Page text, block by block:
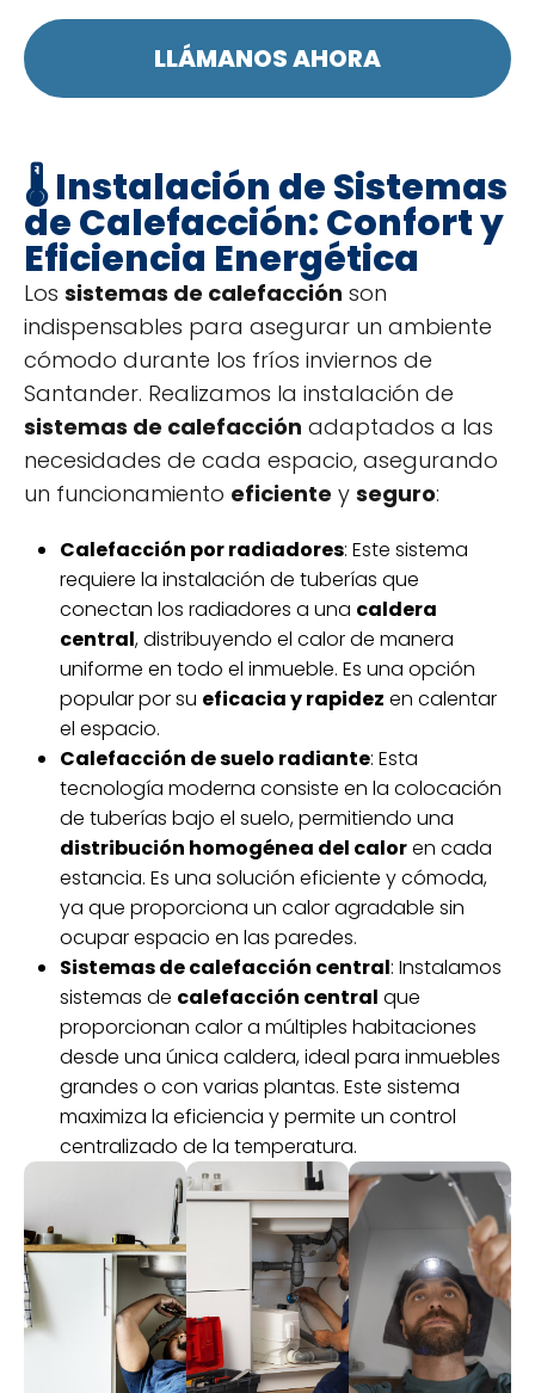
LLÁMANOS AHORA
🌡️ Instalación de Sistemas
de Calefacción: Confort y
Eficiencia Energética
Los sistemas de calefacción son
indispensables para asegurar un ambiente
cómodo durante los fríos inviernos de
Santander. Realizamos la instalación de
sistemas de calefacción adaptados a las
necesidades de cada espacio, asegurando
un funcionamiento eficiente y seguro:
Calefacción por radiadores: Este sistema
requiere la instalación de tuberías que
conectan los radiadores a una caldera
central, distribuyendo el calor de manera
uniforme en todo el inmueble. Es una opción
popular por su eficacia y rapidez en calentar
el espacio.
Calefacción de suelo radiante: Esta
tecnología moderna consiste en la colocación
de tuberías bajo el suelo, permitiendo una
distribución homogénea del caloren cada
estancia. Es una solución eficiente y cómoda,
ya que proporciona un calor agradable sin
ocupar espacio en las paredes.
Sistemas de calefacción central: Instalamos
sistemas de calefacción central que
proporcionan calor a múltiples habitaciones
desde una única caldera, ideal para inmuebles
grandes o con varias plantas. Este sistema
maximiza la eficiencia y permite un control
centralizado de la temperatura.